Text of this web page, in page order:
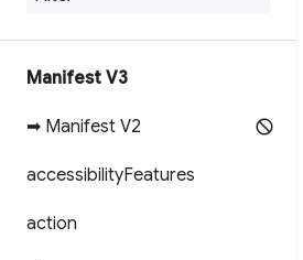
Manifest V3
➡ Manifest V2
accessibilityFeatures
action